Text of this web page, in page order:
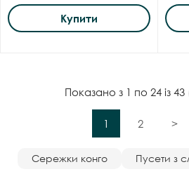
Купити
Показано з 1 по 24 із 43
1 2 >
Сережки конго Пусети з